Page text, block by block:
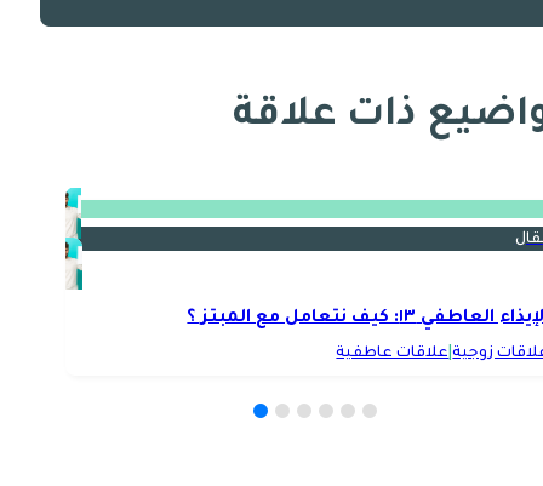
ذات علاقة
العاطفي ١٣: كيف نتعامل مع المبتز ؟
زوجية| علاقات عاطفية